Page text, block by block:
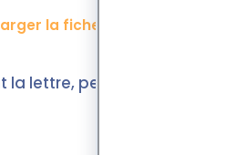
lettre, peu
la fiche en PDF